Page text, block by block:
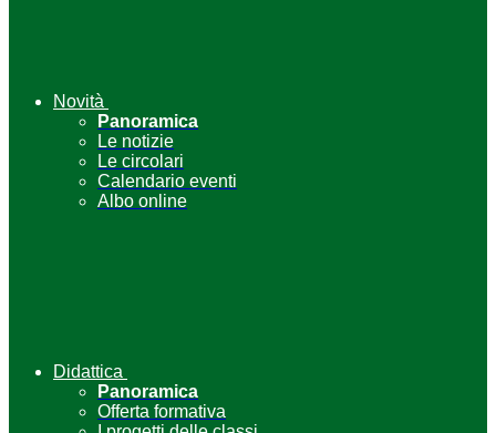
Novità
Panoramica
Le notizie
Le circolari
Calendario eventi
Albo online
Didattica
Panoramica
Offerta formativa